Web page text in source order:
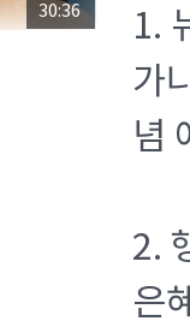
30:36
1.
가
념
2.
은